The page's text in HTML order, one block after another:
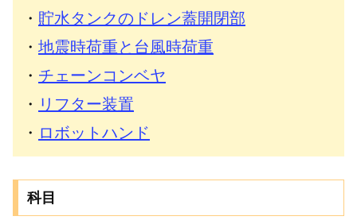
・ 貯水タンクのドレン蓋開閉部
・ 地震時荷重と台風時荷重
・ チェーンコンベヤ
・ リフター装置
・ ロボットハンド
科目